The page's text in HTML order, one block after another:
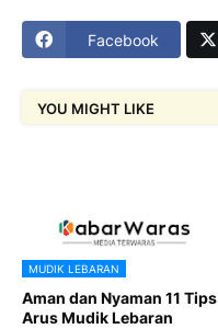
Facebook
YOU MIGHT LIKE
MUDIK LEBARAN
Aman dan Nyaman 11 Tips
Arus Mudik Lebaran